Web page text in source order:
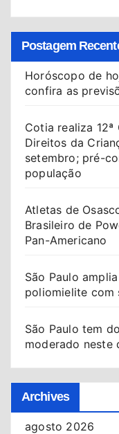
Postagem
Horóscopo de
confira as
Cotia realiza
Direitos da
setembro; pré-
população
Atletas de
Brasileiro de
Pan-Americano
São Paulo
poliomielite com
São Paulo tem
moderado neste
Archives
agosto 2026